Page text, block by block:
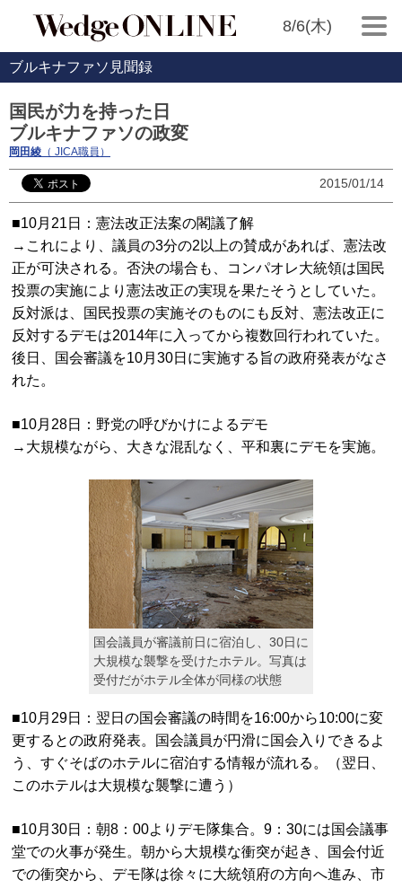
8/6(木)
ブルキナファソ見聞録
国民が力を持った日
ブルキナファソの政変
岡田綾 （ JICA職員）
2015/01/14
■10月21日：憲法改正法案の閣議了解
→これにより、議員の3分の2以上の賛成があれば、憲法改
正が可決される。否決の場合も、コンパオレ大統領は国民
投票の実施により憲法改正の実現を果たそうとしていた。
反対派は、国民投票の実施そのものにも反対、憲法改正に
反対するデモは2014年に入ってから複数回行われていた。
後日、国会審議を10月30日に実施する旨の政府発表がなさ
れた。
■10月28日：野党の呼びかけによるデモ
→大規模ながら、大きな混乱なく、平和裏にデモを実施。
国会議員が審議前日に宿泊し、30日に
大規模な襲撃を受けたホテル。写真は
受付だがホテル全体が同様の状態
■10月29日：翌日の国会審議の時間を16:00から10:00に変
更するとの政府発表。国会議員が円滑に国会入りできるよ
う、すぐそばのホテルに宿泊する情報が流れる。（翌日、
このホテルは大規模な襲撃に遭う）
■10月30日：朝8：00よりデモ隊集合。9：30には国会議事
堂での火事が発生。朝から大規模な衝突が起き、国会付近
での衝突から、デモ隊は徐々に大統領府の方向へ進み、市